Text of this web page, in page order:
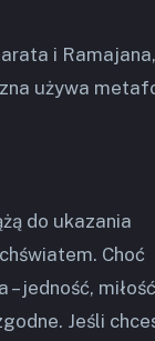
i Ramajana,
używa
do ukazania
Choć
jedność,
Jeśli